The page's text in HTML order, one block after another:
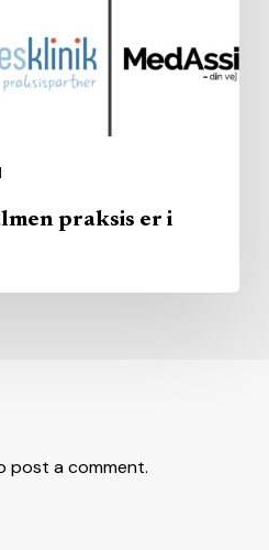
praksis er i
post a comment.